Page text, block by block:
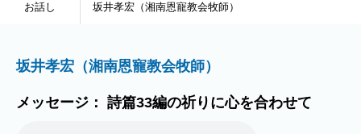
お話し 坂井孝宏（湘南恩寵教会牧師）
坂井孝宏（湘南恩寵教会牧師）
メッセージ： 詩篇33編の祈りに心を合わせて